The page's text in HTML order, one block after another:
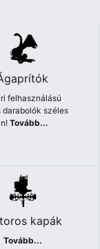
felhasználású
darabolók széles
Tovább...
kapák
Tovább...